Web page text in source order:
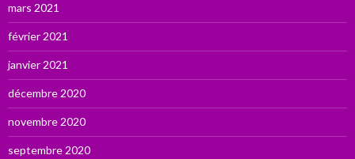
mars 2021
février 2021
janvier 2021
décembre 2020
novembre 2020
septembre 2020